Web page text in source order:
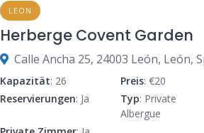
LEON
Herberge Covent Garden
Kapazität: 26 Preis: €20
Reservierungen: Ja Typ: Private
Albergue